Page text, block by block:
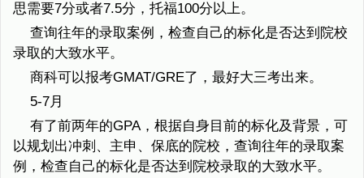
思需要7分或者7.5分，托福100分以上。
查询往年的录取案例，检查自己的标化是否达到院校
录取的大致水平。
商科可以报考GMAT/GRE了，最好大三考出来。
5-7月
有了前两年的GPA，根据自身目前的标化及背景，可
以规划出冲刺、主申、保底的院校，查询往年的录取案
例，检查自己的标化是否达到院校录取的大致水平。